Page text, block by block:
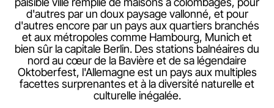
d'autres par un doux paysage vallonné, et pour
d'autres encore par un pays aux quartiers branchés
et aux métropoles comme Hambourg, Munich et
bien sûr la capitale Berlin. Des stations balnéaires du
nord au cœur de la Bavière et de sa légendaire
Oktoberfest, l'Allemagne est un pays aux multiples
facettes surprenantes et à la diversité naturelle et
culturelle inégalée.